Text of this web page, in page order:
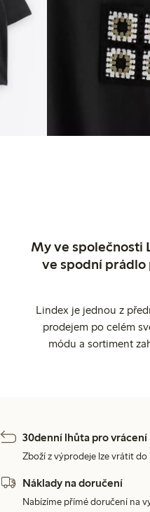
My ve společnosti
ve spodní prádlo
Lindex je jednou z
prodejem po celém
módu a sortiment
30denní lhůta pro vrácení
Zboží z výprodeje lze vrátit do
Náklady na doručení
Nabízíme přímé doručení na